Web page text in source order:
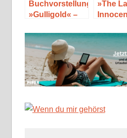
Buchvorstellung
»Gulligold« –
Wächter
»The